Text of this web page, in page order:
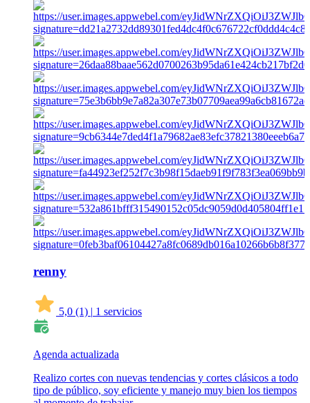
renny
5,0 (1) | 1 servicios
Agenda actualizada
Realizo cortes con nuevas tendencias y cortes clásicos a todo
tipo de público, soy eficiente y manejo muy bien los tiempos